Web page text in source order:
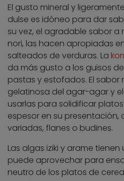
El gusto mineral y
dulse es idóneo para dar
su vez, el agradable sabor a
nori, las hacen apropiadas
salteados de verduras. La
da más gusto a los guisos
pastas y estofados. El sabor
gelatinosa del agar-agar y
usarlas para solidificar
espesor en su presentación,
variadas, flanes o budines.
Las algas iziki y arame
puede aprovechar para
neutro de los platos de